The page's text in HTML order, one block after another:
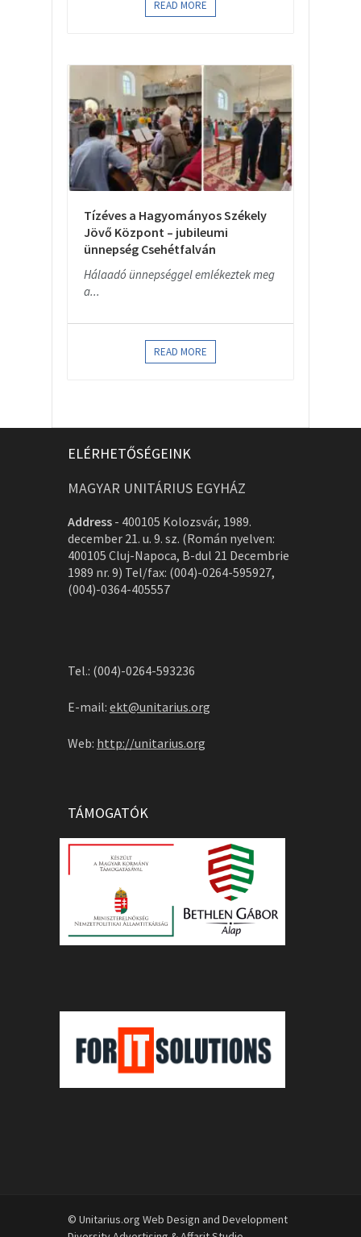
READ MORE
Tízéves a Hagyományos Székely
Jövő Központ – jubileumi
ünnepség Csehétfalván
Hálaadó ünnepséggel emlékeztek meg
a...
READ MORE
ELÉRHETŐSÉGEINK
MAGYAR UNITÁRIUS EGYHÁZ
Address - 400105 Kolozsvár, 1989.
december 21. u. 9. sz. (Román nyelven:
400105 Cluj-Napoca, B-dul 21 Decembrie
1989 nr. 9) Tel/fax: (004)-0264-595927,
(004)-0364-405557
Tel.: (004)-0264-593236
E-mail: ekt@unitarius.org
Web: http://unitarius.org
TÁMOGATÓK
© Unitarius.org Web Design and Development